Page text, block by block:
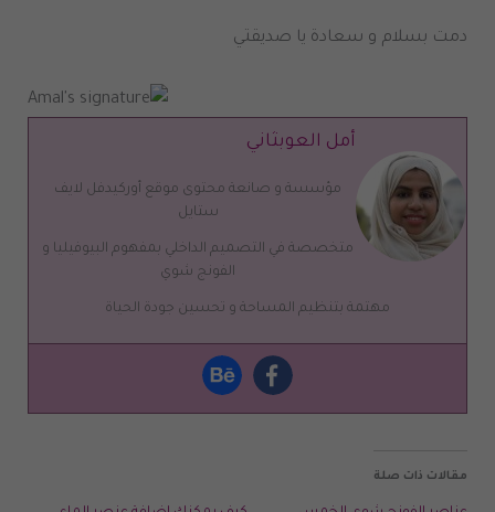
دمت بسلام و سعادة يا صديقتي
أمل العوبثاني
مؤسسة و صانعة محتوى موقع أوركيدفل لايف
ستايل
متخصصة في التصميم الداخلي بمفهوم البيوفيليا و
الفونج شوي
مهتمة بتنظيم المساحة و تحسين جودة الحياة
مقالات ذات صلة